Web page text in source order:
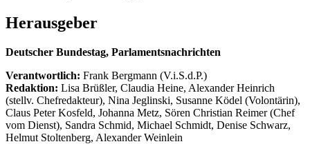
Herausgeber
Deutscher Bundestag, Parlamentsnachrichten
Verantwortlich: Frank Bergmann (V.i.S.d.P.)
Redaktion: Lisa Brüßler, Claudia Heine, Alexander Heinrich
(stellv. Chefredakteur), Nina Jeglinski, Susanne Ködel (Volontärin),
Claus Peter Kosfeld, Johanna Metz, Sören Christian Reimer (Chef
vom Dienst), Sandra Schmid, Michael Schmidt, Denise Schwarz,
Helmut Stoltenberg, Alexander Weinlein